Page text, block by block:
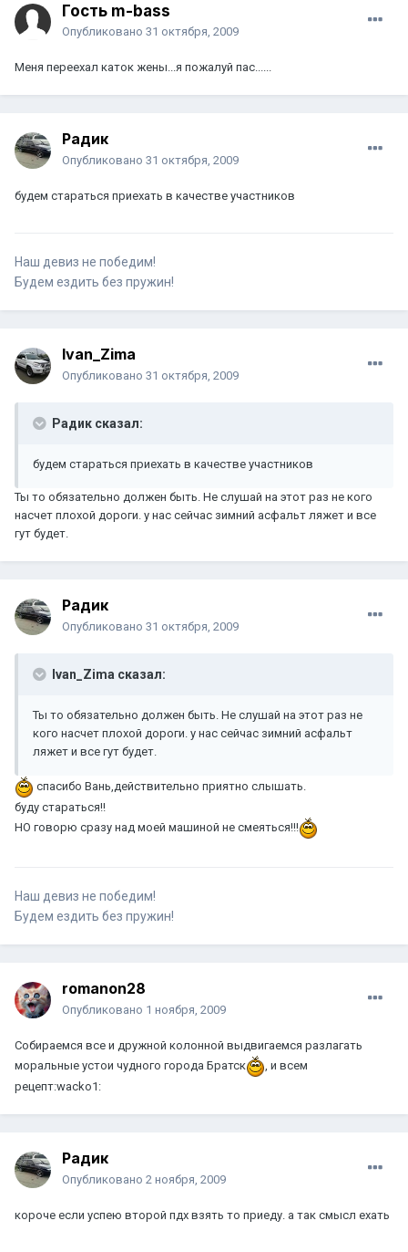
Гость m-bass
Опубликовано 31 октября, 2009
Меня переехал каток жены...я пожалуй пас......
Радик
Опубликовано 31 октября, 2009
будем стараться приехать в качестве участников
Наш девиз не победим!
Будем ездить без пружин!
Ivan_Zima
Опубликовано 31 октября, 2009
Радик сказал:
будем стараться приехать в качестве участников
Ты то обязательно должен быть. Не слушай на этот раз не кого
насчет плохой дороги. у нас сейчас зимний асфальт ляжет и все
гут будет.
Радик
Опубликовано 31 октября, 2009
Ivan_Zima сказал:
Ты то обязательно должен быть. Не слушай на этот раз не
кого насчет плохой дороги. у нас сейчас зимний асфальт
ляжет и все гут будет.
спасибо Вань,действительно приятно слышать.
буду стараться!!
НО говорю сразу над моей машиной не смеяться!!!
Наш девиз не победим!
Будем ездить без пружин!
romanon28
Опубликовано 1 ноября, 2009
Собираемся все и дружной колонной выдвигаемся разлагать
моральные устои чудного города Братск
, и всем
рецепт:wacko1:
Радик
Опубликовано 2 ноября, 2009
короче если успею второй пдх взять то приеду. а так смысл ехать